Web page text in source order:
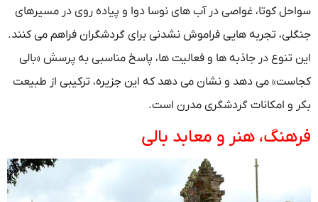
سواحل کوتا، غواصی در آب های نوسا دوا و پیاده روی در مسیرهای
جنگلی، تجربه هایی فراموش نشدنی برای گردشگران فراهم می کنند.
این تنوع در جاذبه ها و فعالیت ها، پاسخ مناسبی به پرسش «بالی
کجاست» می دهد و نشان می دهد که این جزیره، ترکیبی از طبیعت
بکر و امکانات گردشگری مدرن است.
فرهنگ، هنر و معابد بالی